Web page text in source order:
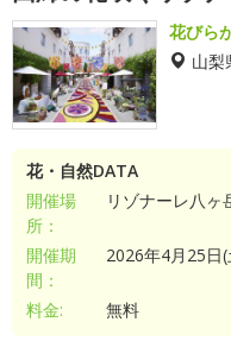
花びら
山梨
花・自然DATA
開催場
所：
リゾナーレ八ヶ
開催期
間：
2026年4月25日
料金: 無料